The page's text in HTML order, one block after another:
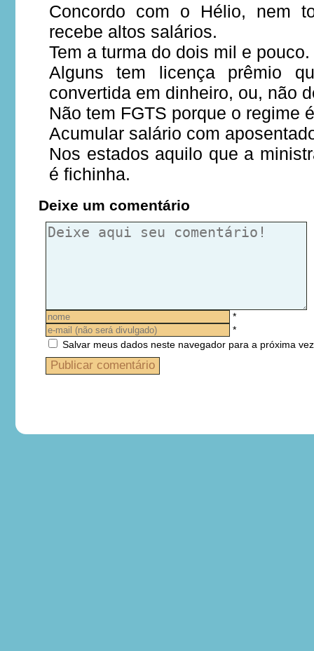
Concordo com o Hélio, nem
recebe altos salários.
Tem a turma do dois mil e pouco.
Alguns tem licença prêmio
convertida em dinheiro, ou, não
Não tem FGTS porque o regime
Acumular salário com
Nos estados aquilo que a
é fichinha.
Deixe um comentário
*
*
Salvar meus dados neste navegador para a próxima